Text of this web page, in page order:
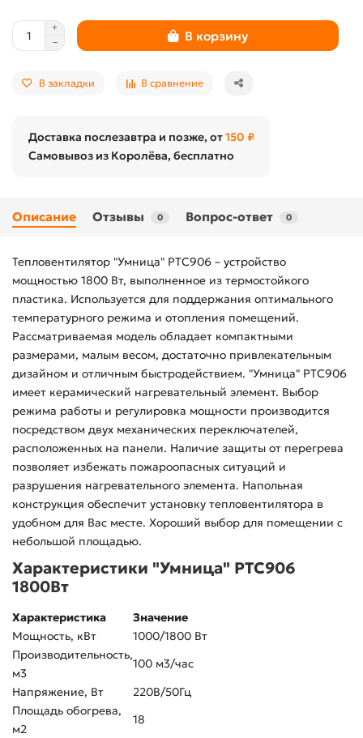
В корзину
В закладки В сравнение
Доставка послезавтра и позже, от150 ₽
Самовывоз из Королёва, бесплатно
Описание Отзывы 0 Вопрос-ответ 0
Тепловентилятор "Умница" РТС906 – устройство
мощностью 1800 Вт, выполненное из термостойкого
пластика. Используется для поддержания оптимального
температурного режима и отопления помещений.
Рассматриваемая модель обладает компактными
размерами, малым весом, достаточно привлекательным
дизайном и отличным быстродействием. "Умница" РТС906
имеет керамический нагревательный элемент. Выбор
режима работы и регулировка мощности производится
посредством двух механических переключателей,
расположенных на панели. Наличие защиты от перегрева
позволяет избежать пожароопасных ситуаций и
разрушения нагревательного элемента. Напольная
конструкция обеспечит установку тепловентилятора в
удобном для Вас месте. Хороший выбор для помещении с
небольшой площадью.
Характеристики "Умница" РТС906
1800Вт
Характеристика
Значение
Мощность, кВт
1000/1800 Вт
Производительность,
м3
100 м3/час
Напряжение, Вт
220В/50Гц
Площадь обогрева,
м2
18